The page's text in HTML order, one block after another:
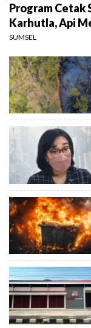
Program Cetak
Karhutla, Api
SUMSEL